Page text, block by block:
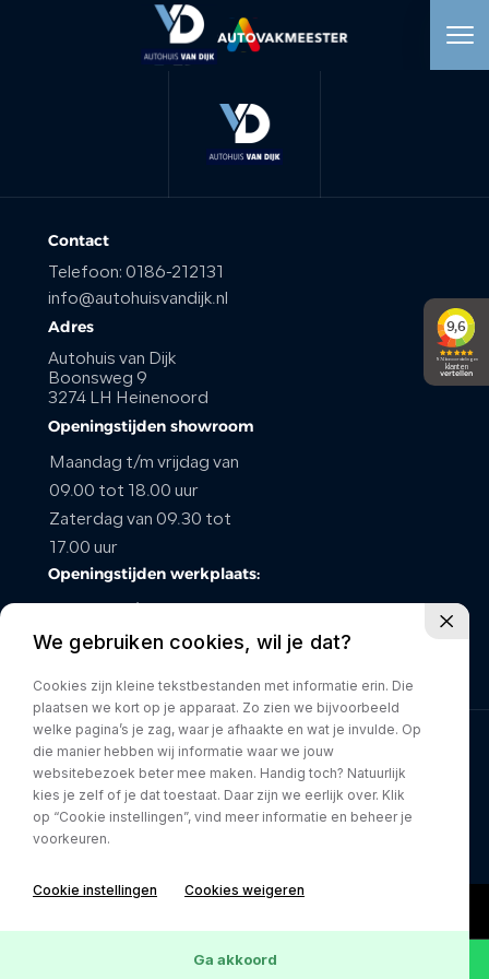
HOME
DIENSTEN
Contact
Telefoon: 0186-212131
info@autohuisvandijk.nl
Adres
Autohuis van Dijk
Boonsweg 9
3274 LH Heinenoord
Openingstijden showroom
Maandag t/m vrijdag van
09.00 tot 18.00 uur
Zaterdag van 09.30 tot
17.00 uur
Openingstijden werkplaats:
08.00 tot 17.00 uur
Privacy policy
We gebruiken cookies, wil je dat?
Cookies zijn kleine tekstbestanden met informatie erin. Die
plaatsen we kort op je apparaat. Zo zien we bijvoorbeeld
welke pagina’s je zag, waar je afhaakte en wat je invulde. Op
die manier hebben wij informatie waar we jouw
websitebezoek beter mee maken. Handig toch? Natuurlijk
kies je zelf of je dat toestaat. Daar zijn we eerlijk over. Klik
op “Cookie instellingen”, vind meer informatie en beheer je
voorkeuren.
Cookie instellingen Cookies weigeren
Ga akkoord